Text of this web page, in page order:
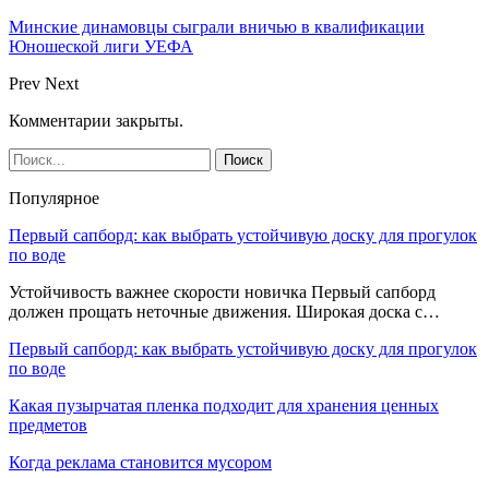
Минские динамовцы сыграли вничью в квалификации
Юношеской лиги УЕФА
Prev Next
Комментарии закрыты.
Популярное
Первый сапборд: как выбрать устойчивую доску для прогулок
по воде
Устойчивость важнее скорости новичка Первый сапборд
должен прощать неточные движения. Широкая доска с…
Первый сапборд: как выбрать устойчивую доску для прогулок
по воде
Какая пузырчатая пленка подходит для хранения ценных
предметов
Когда реклама становится мусором